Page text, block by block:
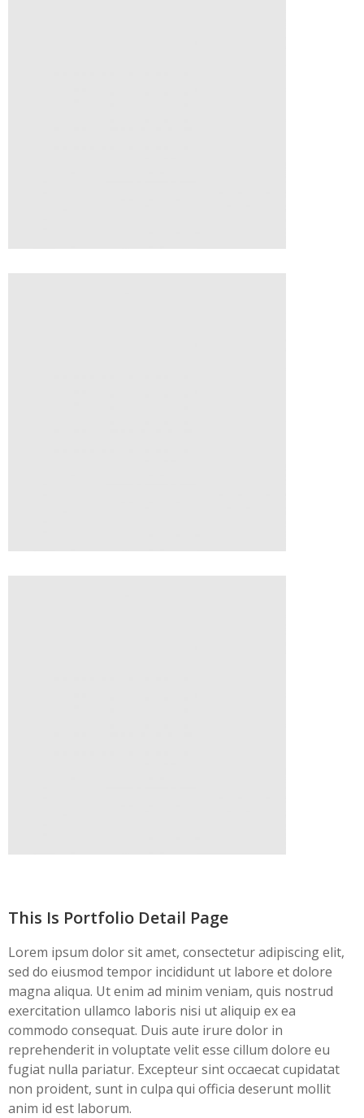
This Is Portfolio Detail Page
Lorem ipsum dolor sit amet, consectetur adipiscing elit,
sed do eiusmod tempor incididunt ut labore et dolore
magna aliqua. Ut enim ad minim veniam, quis nostrud
exercitation ullamco laboris nisi ut aliquip ex ea
commodo consequat. Duis aute irure dolor in
reprehenderit in voluptate velit esse cillum dolore eu
fugiat nulla pariatur. Excepteur sint occaecat cupidatat
non proident, sunt in culpa qui officia deserunt mollit
anim id est laborum.